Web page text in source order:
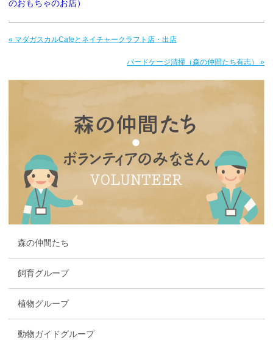
のおもちゃのお店）
« マダガスカルCafeとネイチャークラフト店・出店
バードケージ清掃（森の仲間たち有志） »
森の仲間たち
飼育グループ
植物グループ
動物ガイドグループ